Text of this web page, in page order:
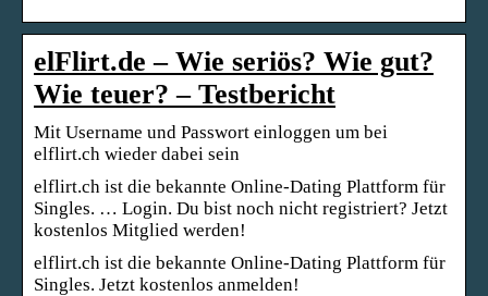
elFlirt.de – Wie seriös? Wie gut?
Wie teuer? – Testbericht
Mit Username und Passwort einloggen um bei
elflirt.ch wieder dabei sein
elflirt.ch ist die bekannte Online-Dating Plattform für
Singles. … Login. Du bist noch nicht registriert? Jetzt
kostenlos Mitglied werden!
elflirt.ch ist die bekannte Online-Dating Plattform für
Singles. Jetzt kostenlos anmelden!